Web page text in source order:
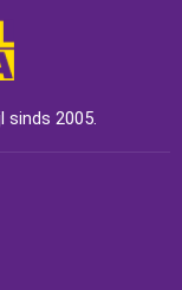
2005.